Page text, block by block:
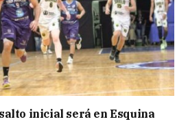
inicial será en Esquina